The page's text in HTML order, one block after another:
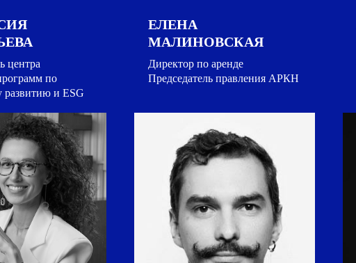
центра
по
развитию и ESG
ЕЛЕНА
МАЛИНОВСКАЯ
Директор по аренде
Председатель правления АРКН